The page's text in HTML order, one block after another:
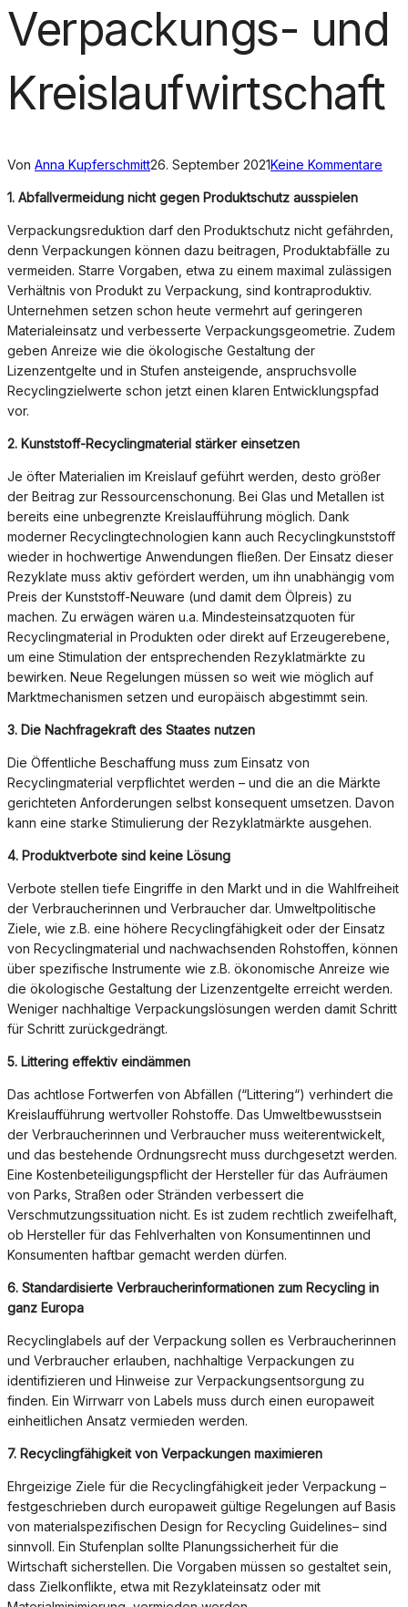
Verpackungs- und
Kreislaufwirtschaft
Von Anna Kupferschmitt26. September 2021Keine Kommentare
1. Abfallvermeidung nicht gegen Produktschutz ausspielen
Verpackungsreduktion darf den Produktschutz nicht gefährden,
denn Verpackungen können dazu beitragen, Produktabfälle zu
vermeiden. Starre Vorgaben, etwa zu einem maximal zulässigen
Verhältnis von Produkt zu Verpackung, sind kontraproduktiv.
Unternehmen setzen schon heute vermehrt auf geringeren
Materialeinsatz und verbesserte Verpackungsgeometrie. Zudem
geben Anreize wie die ökologische Gestaltung der
Lizenzentgelte und in Stufen ansteigende, anspruchsvolle
Recyclingzielwerte schon jetzt einen klaren Entwicklungspfad
vor.
2. Kunststoff-Recyclingmaterial stärker einsetzen
Je öfter Materialien im Kreislauf geführt werden, desto größer
der Beitrag zur Ressourcenschonung. Bei Glas und Metallen ist
bereits eine unbegrenzte Kreislaufführung möglich. Dank
moderner Recyclingtechnologien kann auch Recyclingkunststoff
wieder in hochwertige Anwendungen fließen. Der Einsatz dieser
Rezyklate muss aktiv gefördert werden, um ihn unabhängig vom
Preis der Kunststoff-Neuware (und damit dem Ölpreis) zu
machen. Zu erwägen wären u.a. Mindesteinsatzquoten für
Recyclingmaterial in Produkten oder direkt auf Erzeugerebene,
um eine Stimulation der entsprechenden Rezyklatmärkte zu
bewirken. Neue Regelungen müssen so weit wie möglich auf
Marktmechanismen setzen und europäisch abgestimmt sein.
3. Die Nachfragekraft des Staates nutzen
Die Öffentliche Beschaffung muss zum Einsatz von
Recyclingmaterial verpflichtet werden – und die an die Märkte
gerichteten Anforderungen selbst konsequent umsetzen. Davon
kann eine starke Stimulierung der Rezyklatmärkte ausgehen.
4. Produktverbote sind keine Lösung
Verbote stellen tiefe Eingriffe in den Markt und in die Wahlfreiheit
der Verbraucherinnen und Verbraucher dar. Umweltpolitische
Ziele, wie z.B. eine höhere Recyclingfähigkeit oder der Einsatz
von Recyclingmaterial und nachwachsenden Rohstoffen, können
über spezifische Instrumente wie z.B. ökonomische Anreize wie
die ökologische Gestaltung der Lizenzentgelte erreicht werden.
Weniger nachhaltige Verpackungslösungen werden damit Schritt
für Schritt zurückgedrängt.
5. Littering effektiv eindämmen
Das achtlose Fortwerfen von Abfällen (“Littering“) verhindert die
Kreislaufführung wertvoller Rohstoffe. Das Umweltbewusstsein
der Verbraucherinnen und Verbraucher muss weiterentwickelt,
und das bestehende Ordnungsrecht muss durchgesetzt werden.
Eine Kostenbeteiligungspflicht der Hersteller für das Aufräumen
von Parks, Straßen oder Stränden verbessert die
Verschmutzungssituation nicht. Es ist zudem rechtlich zweifelhaft,
ob Hersteller für das Fehlverhalten von Konsumentinnen und
Konsumenten haftbar gemacht werden dürfen.
6. Standardisierte Verbraucherinformationen zum Recycling in
ganz Europa
Recyclinglabels auf der Verpackung sollen es Verbraucherinnen
und Verbraucher erlauben, nachhaltige Verpackungen zu
identifizieren und Hinweise zur Verpackungsentsorgung zu
finden. Ein Wirrwarr von Labels muss durch einen europaweit
einheitlichen Ansatz vermieden werden.
7. Recyclingfähigkeit von Verpackungen maximieren
Ehrgeizige Ziele für die Recyclingfähigkeit jeder Verpackung –
festgeschrieben durch europaweit gültige Regelungen auf Basis
von materialspezifischen Design for Recycling Guidelines– sind
sinnvoll. Ein Stufenplan sollte Planungssicherheit für die
Wirtschaft sicherstellen. Die Vorgaben müssen so gestaltet sein,
dass Zielkonflikte, etwa mit Rezyklateinsatz oder mit